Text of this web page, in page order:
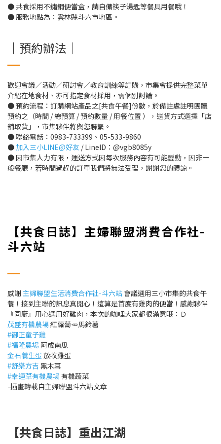
● 共食採用不鏽鋼便當盒，請自備筷子湯匙等餐具用餐哦！
● 服務地點為：雲林縣斗六市地區。
｜預約辦法｜
歡迎會議／活動／研討會／教育訓練等訂購，市集會提供完整菜單
介紹在地食材、亦可指定食材採用，需個別討論。
● 預約流程：訂購網站產品之[共食午餐]份數，於備註處註明團體
預約之（時間 / 總預算 / 預約數量 / 用餐位置 ），送貨方式選擇「店
舖取貨」，市集夥伴將與您聯繫。
● 聯絡電話：0983-733399、05-533-9860
● 加入三小LINE@好友 / LineID：@vgb8085y
● 因市集人力有限，運送方式因每次服務內容有可能變動，因非一
般餐廳，若時間過趕的訂單我們將無法受理，謝謝您的體諒。
【共食日誌】 主婦聯盟消費合作社-
斗六站
感謝主婦聯盟生活消費合作社-斗六站會議選用三小市集的共食午
餐！接到主聯的訊息真開心！這算是首度有雞肉的便當！感謝夥伴
『同廚』用心選用好雞肉，本次的咖哩大家都很滿意哦：Ｄ
茂盛有機農場 紅蘿蔔🥕馬鈴薯
#御正童子雞
#福隆農場 阿成南瓜
金石養生蛋放牧雞蛋
#舒樂方吉 黑木耳
#幸運草有機農場 有機蔬菜
-插畫轉載自主婦聯盟斗六站文章
【共食日誌】重出江湖